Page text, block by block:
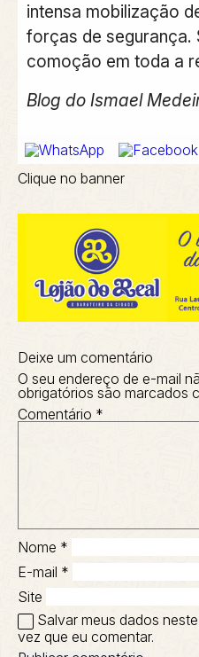
intensa mobilização
forças de segurança.
comoção em toda a
Blog do Ismael
Clique no banner
Deixe um comentário
O seu endereço de e-mail
obrigatórios são marcados
Comentário *
Nome *
E-mail *
Site
Salvar meus dados
vez que eu comentar.